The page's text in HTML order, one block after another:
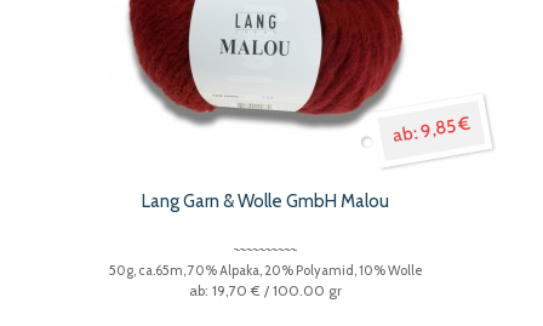
9,85 €
Lang Garn & Wolle GmbH Malou
50g, ca.65m, 70% Alpaka, 20% Polyamid, 10% Wolle
19,70 € / 100.00 gr